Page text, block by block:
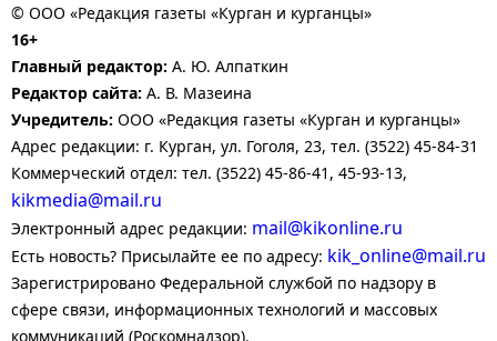
© ООО «Редакция газеты «Курган и курганцы»
16+
Главный редактор: А. Ю. Алпаткин
Редактор сайта: А. В. Мазеина
Учредитель: ООО «Редакция газеты «Курган и курганцы»
Адрес редакции: г. Курган, ул. Гоголя, 23, тел. (3522) 45-84-31
Коммерческий отдел: тел. (3522) 45-86-41, 45-93-13,
kikmedia@mail.ru
Электронный адрес редакции: mail@kikonline.ru
Есть новость? Присылайте ее по адресу: kik_online@mail.ru
Зарегистрировано Федеральной службой по надзору в
сфере связи, информационных технологий и массовых
коммуникаций (Роскомнадзор).